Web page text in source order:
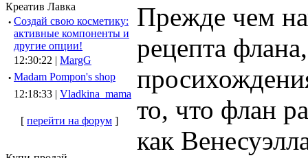
Креатив Лавка
· Создай свою косметику:
активные компоненты и
другие опции!
12:30:22 | MargG
· Madam Pompon's shop
12:18:33 | Vladkina_mama
[ перейти на форум ]
Прежде чем
рецепта
то, что флан
как